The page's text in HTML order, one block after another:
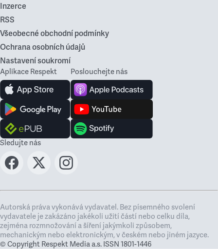
Inzerce
RSS
Všeobecné obchodní podmínky
Ochrana osobních údajů
Nastavení soukromí
Aplikace Respekt Poslouchejte nás
Sledujte nás
Autorská práva vykonává vydavatel. Bez písemného svolení
vydavatele je zakázáno jakékoli užití částí nebo celku díla,
zejména rozmnožování a šíření jakýmkoli způsobem,
mechanickým nebo elektronickým, v českém nebo jiném jazyce.
© Copyright Respekt Media a.s. ISSN 1801-1446